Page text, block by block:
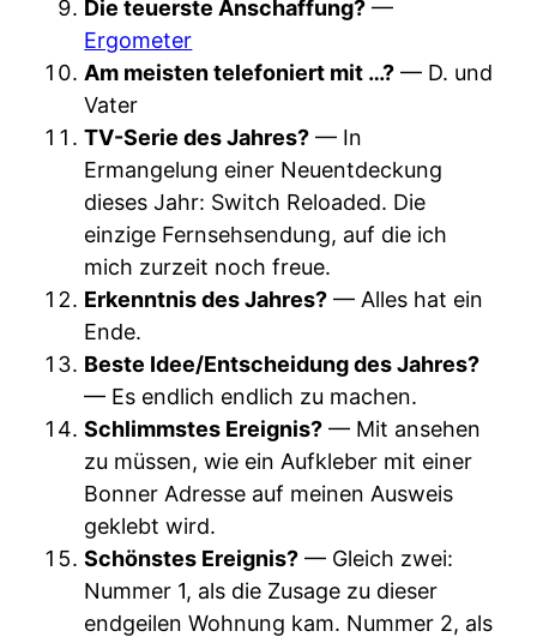
Die teuerste Anschaffung? —
Ergometer
Am meisten telefoniert mit …? — D. und
Vater
TV-Serie des Jahres? — In
Ermangelung einer Neuentdeckung
dieses Jahr: Switch Reloaded. Die
einzige Fernsehsendung, auf die ich
mich zurzeit noch freue.
Erkenntnis des Jahres? — Alles hat ein
Ende.
Beste Idee/Entscheidung des Jahres?
— Es endlich endlich zu machen.
Schlimmstes Ereignis? — Mit ansehen
zu müssen, wie ein Aufkleber mit einer
Bonner Adresse auf meinen Ausweis
geklebt wird.
Schönstes Ereignis? — Gleich zwei:
Nummer 1, als die Zusage zu dieser
endgeilen Wohnung kam. Nummer 2, als